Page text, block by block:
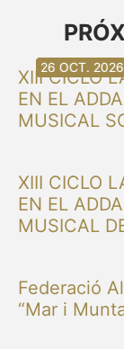
XIII CICLO
EN EL
MUSICAL
30 AG. 2026
XIII CICLO
EN EL
MUSICAL
30 AG. 2026
Federació
“Mar i
13 SET. 2026
20 SET. 2026
20 SET. 2026
26 SET. 2026
03 OCT. 2026
16 OCT. 2026
26 OCT. 2026